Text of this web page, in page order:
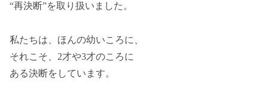
“再決断”を取り扱いました。
私たちは、ほんの幼いころに、
それこそ、2才や3才のころに
ある決断をしています。